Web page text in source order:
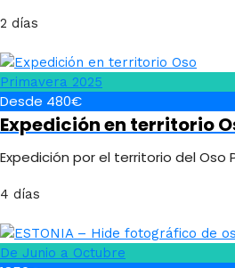
2 días
Primavera 2025
Desde 480€
Expedición en territorio
Expedición por el territorio del
4 días
De Junio a Octubre